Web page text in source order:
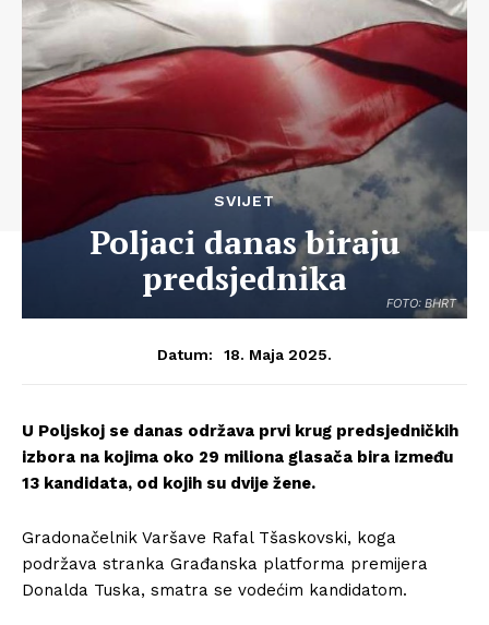
FOTO: BHRT
SVIJET
Poljaci danas biraju
predsjednika
Datum: 18. Maja 2025.
U Poljskoj se danas održava prvi krug predsjedničkih
izbora na kojima oko 29 miliona glasača bira između
13 kandidata, od kojih su dvije žene.
Gradonačelnik Varšave Rafal Tšaskovski, koga
podržava stranka Građanska platforma premijera
Donalda Tuska, smatra se vodećim kandidatom.